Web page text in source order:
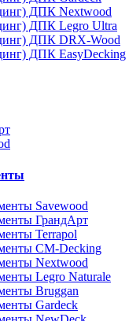
ДПК Nextwood
ДПК Legro Ultra
ДПК DRX-Wood
ДПК EasyDecking
Savewood
ГрандАрт
Terrapol
CM-Decking
Nextwood
Legro Naturale
Bruggan
Gardeck